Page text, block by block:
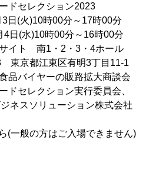
セレクション2023
日(火)10時00分～17時00分
時00分～16時00分
ト 南1・2・3・4ホール
京都江東区有明3丁目11-1
バイヤーの販路拡大商談会
セレクション実行委員会、
リューション株式会社
(一般の方はご入場できません)